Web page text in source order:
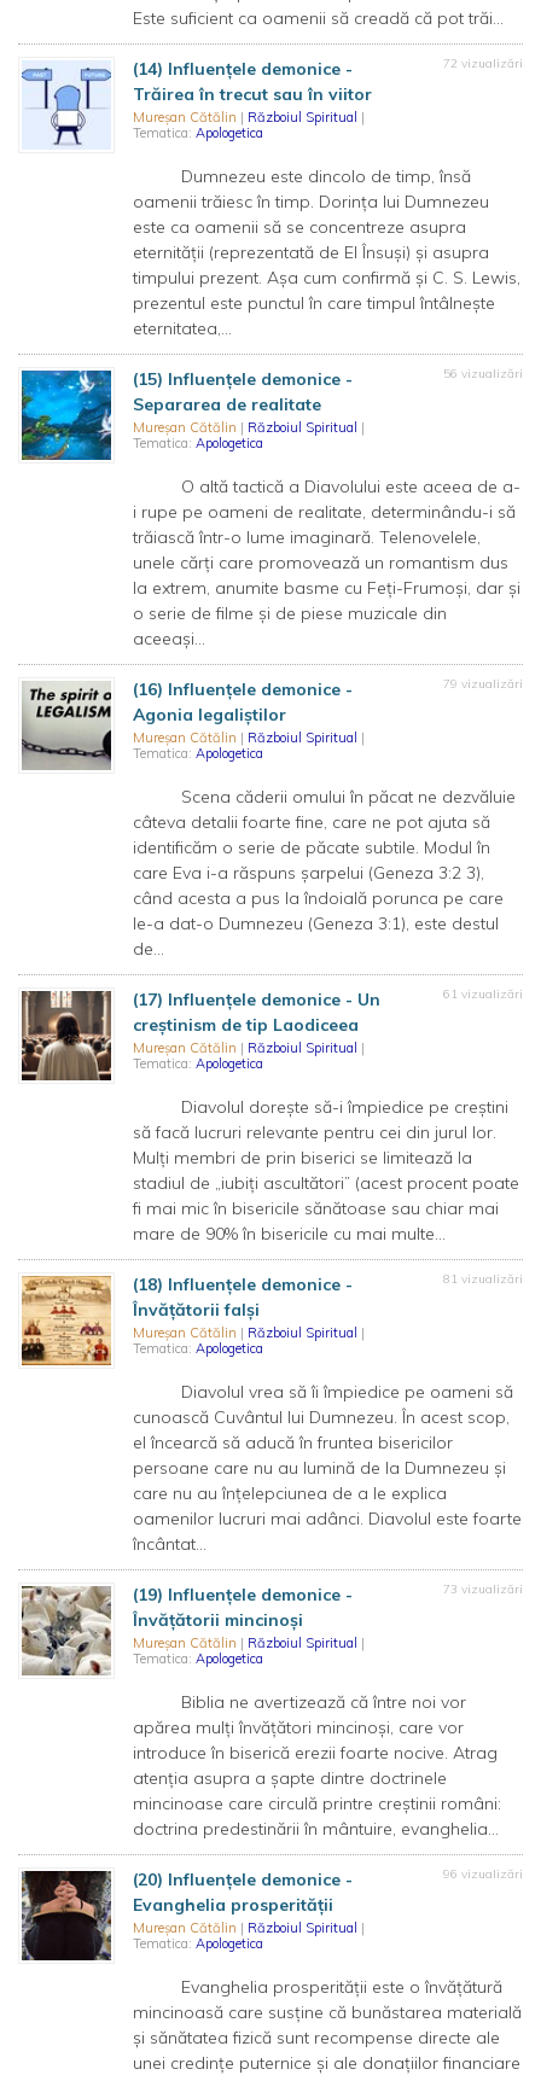
Este suficient ca oamenii să creadă că pot trăi...
(14) Influențele demonice -
Trăirea în trecut sau în viitor
Mureșan Cătălin | Războiul Spiritual |
Tematica: Apologetica
72 vizualizări
Dumnezeu este dincolo de timp, însă
oamenii trăiesc în timp. Dorința lui Dumnezeu
este ca oamenii să se concentreze asupra
eternității (reprezentată de El Însuși) și asupra
timpului prezent. Așa cum confirmă și C. S. Lewis,
prezentul este punctul în care timpul întâlnește
eternitatea,...
(15) Influențele demonice -
Separarea de realitate
Mureșan Cătălin | Războiul Spiritual |
Tematica: Apologetica
56 vizualizări
O altă tactică a Diavolului este aceea de a-
i rupe pe oameni de realitate, determinându-i să
trăiască într-o lume imaginară. Telenovelele,
unele cărți care promovează un romantism dus
la extrem, anumite basme cu Feți-Frumoși, dar și
o serie de filme și de piese muzicale din
aceeași...
(16) Influențele demonice -
Agonia legaliștilor
Mureșan Cătălin | Războiul Spiritual |
Tematica: Apologetica
79 vizualizări
Scena căderii omului în păcat ne dezvăluie
câteva detalii foarte fine, care ne pot ajuta să
identificăm o serie de păcate subtile. Modul în
care Eva i-a răspuns șarpelui (Geneza 3:2 3),
când acesta a pus la îndoială porunca pe care
le-a dat-o Dumnezeu (Geneza 3:1), este destul
de...
(17) Influențele demonice - Un
creștinism de tip Laodiceea
Mureșan Cătălin | Războiul Spiritual |
Tematica: Apologetica
61 vizualizări
Diavolul dorește să-i împiedice pe creștini
să facă lucruri relevante pentru cei din jurul lor.
Mulți membri de prin biserici se limitează la
stadiul de „iubiți ascultători” (acest procent poate
fi mai mic în bisericile sănătoase sau chiar mai
mare de 90% în bisericile cu mai multe...
(18) Influențele demonice -
Învățătorii falși
Mureșan Cătălin | Războiul Spiritual |
Tematica: Apologetica
81 vizualizări
Diavolul vrea să îi împiedice pe oameni să
cunoască Cuvântul lui Dumnezeu. În acest scop,
el încearcă să aducă în fruntea bisericilor
persoane care nu au lumină de la Dumnezeu și
care nu au înțelepciunea de a le explica
oamenilor lucruri mai adânci. Diavolul este foarte
încântat...
(19) Influențele demonice -
Învățătorii mincinoși
Mureșan Cătălin | Războiul Spiritual |
Tematica: Apologetica
73 vizualizări
Biblia ne avertizează că între noi vor
apărea mulți învățători mincinoși, care vor
introduce în biserică erezii foarte nocive. Atrag
atenția asupra a șapte dintre doctrinele
mincinoase care circulă printre creștinii români:
doctrina predestinării în mântuire, evanghelia...
(20) Influențele demonice -
Evanghelia prosperității
Mureșan Cătălin | Războiul Spiritual |
Tematica: Apologetica
96 vizualizări
Evanghelia prosperității este o învățătură
mincinoasă care susține că bunăstarea materială
și sănătatea fizică sunt recompense directe ale
unei credințe puternice și ale donațiilor financiare